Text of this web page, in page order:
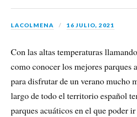
LACOLMENA 16 JULIO, 2021
Con las altas temperaturas
como conocer los mejores parques
para disfrutar de un verano mucho
largo de todo el territorio español
parques acuáticos en el que poder